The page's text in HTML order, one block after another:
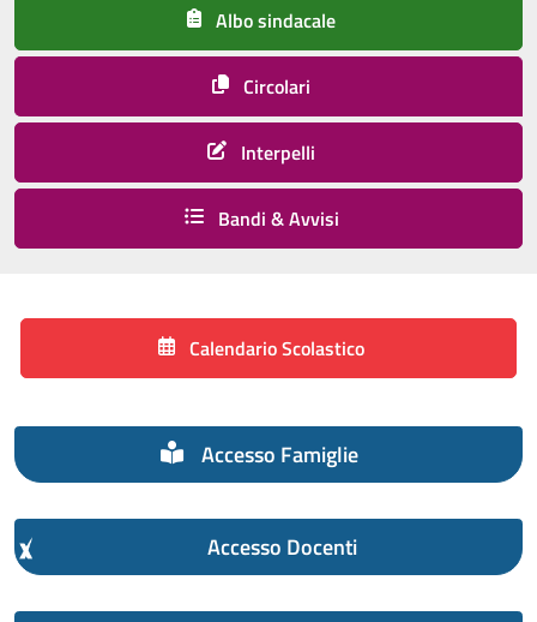
Albo sindacale
Circolari
Interpelli
Bandi & Avvisi
Calendario Scolastico
Accesso Famiglie
Accesso Docenti